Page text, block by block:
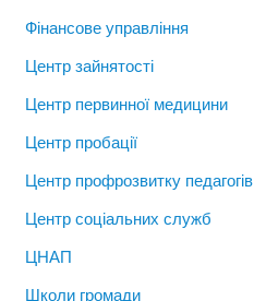
Фінансове управління
Центр зайнятості
Центр первинної медицини
Центр пробації
Центр профрозвитку педагогів
Центр соціальних служб
ЦНАП
Школи громади